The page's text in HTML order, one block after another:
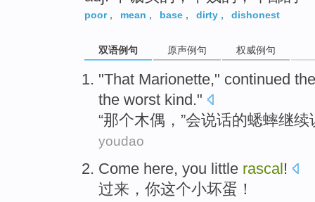
poor, mean , base , dirty , dishonest
双语例句 原声例句 权威例句
"That Marionette," continued
the worst kind."
“那个木偶 ，”会说话的蟋蟀继续
youdao
Come here, you little rascal!
过来 ， 你这个小坏蛋 ！